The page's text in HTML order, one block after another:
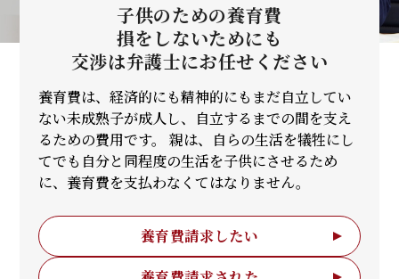
子供のための養育費
損をしないためにも
交渉は弁護士にお任せください
養育費は、経済的にも精神的にもまだ自立してい
ない未成熟子が成人し、自立するまでの間を支え
るための費用です。 親は、自らの生活を犠牲にし
てでも自分と同程度の生活を子供にさせるため
に、養育費を支払わなくてはなりません。
養育費請求したい